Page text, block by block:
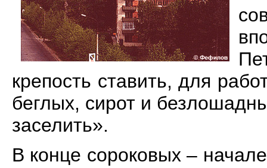
крепость ставить, для
беглых, сирот и
заселить».
В конце сороковых –